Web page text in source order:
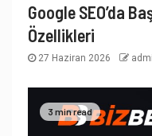
Google SEO’da
Özellikleri
27 Haziran 2026
3 min read